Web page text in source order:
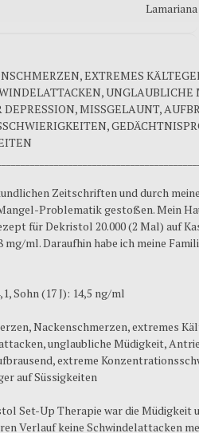
Lamariana
EXTREMES
UNGLAUBLICHE
MISSGELAUNT,
Zeitschriften und durch
Problematik gestoßen. Mein
für Dekristol 20.000 (2 Mal) auf
ml. Daraufhin habe ich meine
Sohn (17 J): 14,5 ng/ml
Nackenschmerzen, extremes
unglaubliche Müdigkeit,
extreme
auf Süssigkeiten
Set-Up Therapie war die Müdigkeit
Verlauf keine Schwindelattacken